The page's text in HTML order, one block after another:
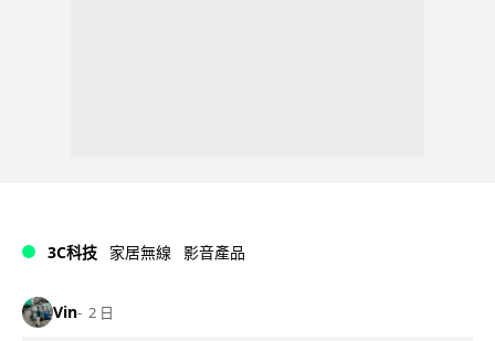
3C科技 家居無線 影音產品
Vin 2 日